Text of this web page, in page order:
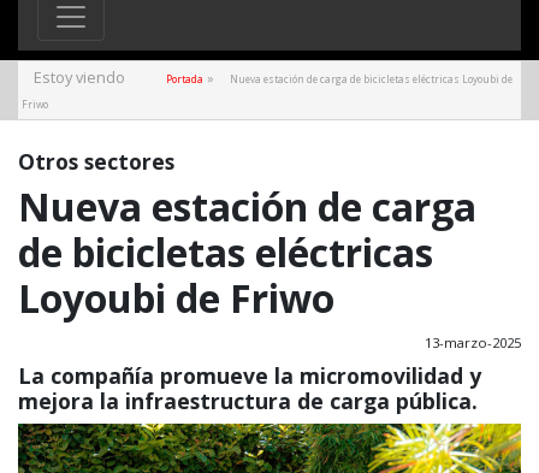
Estoy viendo Portada »
Nueva estación de carga de bicicletas eléctricas Loyoubi de
Friwo
Otros sectores
Nueva estación de carga
de bicicletas eléctricas
Loyoubi de Friwo
13-marzo-2025
La compañía promueve la micromovilidad y
mejora la infraestructura de carga pública.